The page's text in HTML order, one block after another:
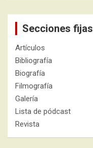
Secciones fijas
Artículos
Bibliografía
Biografía
Filmografía
Galería
Lista de pódcast
Revista